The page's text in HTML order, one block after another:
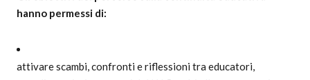
hanno permessi di:
attivare scambi, confronti e riflessioni tra educatori,